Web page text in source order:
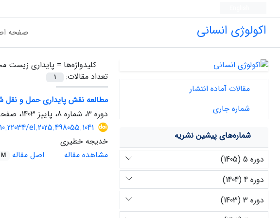
اکولوژی انسانی صفحه
کلیدواژه‌ها = پایداری زیست
تعداد مقالات:
1
مطالعه نقش پایداری حمل و
دوره 3، شماره 8، پاییز 1403، صفحه
10.22034/el.2025.498055.1041
خدیجه خطیری
مشاهده مقاله
اصل مقاله M
مقالات آماده انتشار
شماره جاری
شماره‌های پیشین نشریه
دوره 5 (1405)
دوره 4 (1404)
دوره 3 (1403)